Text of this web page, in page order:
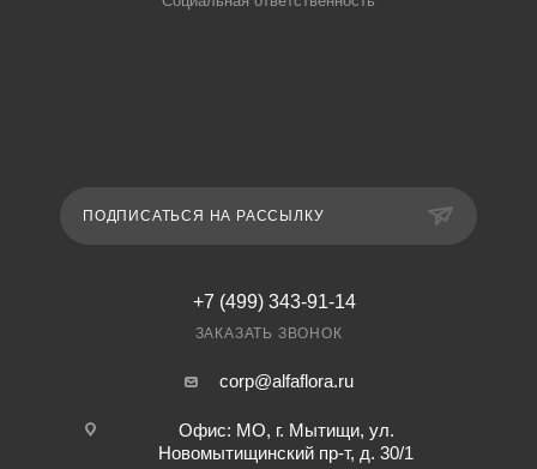
ПОДПИСАТЬСЯ НА РАССЫЛКУ
+7 (499) 343-91-14
ЗАКАЗАТЬ ЗВОНОК
corp@alfaflora.ru
Офис: МО, г. Мытищи, ул.
Новомытищинский пр-т, д. 30/1